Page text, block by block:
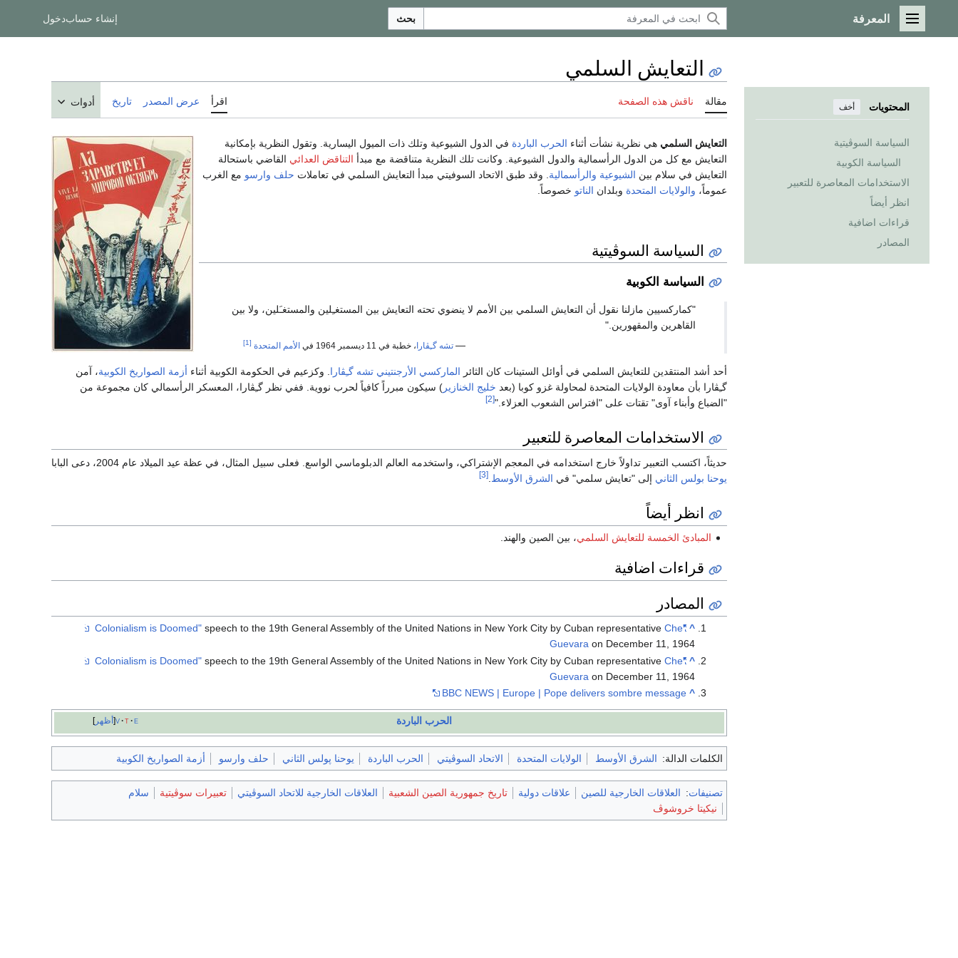
القائمة الرئيسية
المعرفة بحث إنشاء حسابدخول
المحتويات أخف
السياسة السوڤيتية
السياسة الكوبية
الاستخدامات المعاصرة للتعبير
انظر أيضاً
قراءات اضافية
المصادر
التعايش السلمي
مقالة ناقش هذه الصفحة اقرأ عرض المصدر تاريخ أدوات
التعايش السلمي هي نظرية نشأت أثناء الحرب الباردة في الدول الشيوعية وتلك ذات الميول اليسارية. وتقول النظرية بإمكانية
التعايش مع كل من الدول الرأسمالية والدول الشيوعية. وكانت تلك النظرية متناقضة مع مبدأ التناقض العدائي القاضي باستحالة
التعايش في سلام بين الشيوعية والرأسمالية . وقد طبق الاتحاد السوفيتي مبدأ التعايش السلمي في تعاملات حلف وارسو مع الغرب
عموماً، والولايات المتحدة وبلدان الناتو خصوصاً.
السياسة السوڤيتية
السياسة الكوبية
"كماركسيين مازلنا نقول أن التعايش السلمي بين الأمم لا ينضوي تحته التعايش بين المستغـِلين والمستغـَلين، ولا بين
القاهرين والمقهورين."
— تشه گـِڤارا ، خطبة في 11 ديسمبر 1964 في الأمم المتحدة [1]
أحد أشد المنتقدين للتعايش السلمي في أوائل الستينات كان الثائر الماركسي الأرجنتيني تشه گـِڤارا . وكزعيم في الحكومة الكوبية أثناء أزمة الصواريخ الكوبية، آمن
گـِڤارا بأن معاودة الولايات المتحدة لمحاولة غزو كوبا (بعد خليج الخنازير ) سيكون مبرراً كافياً لحرب نووية. ففي نظر گـِڤارا، المعسكر الرأسمالي كان مجموعة من
"الضباع وأبناء آوى" تقتات على "افتراس الشعوب العزلاء."[2]
الاستخدامات المعاصرة للتعبير
حديثاً، اكتسب التعبير تداولاً خارج استخدامه في المعجم الإشتراكي، واستخدمه العالم الدبلوماسي الواسع. فعلى سبيل المثال، في عظة عيد الميلاد عام 2004، دعى البابا
يوحنا بولس الثاني إلى "تعايش سلمي" في الشرق الأوسط.
[3]
انظر أيضاً
المبادئ الخمسة للتعايش السلمي، بين الصين والهند.
قراءات اضافية
المصادر
^
"Colonialism is Doomed"
speech to the 19th General Assembly of the United Nations in New York City by Cuban representativeChe
Guevara on December 11, 1964
^
"Colonialism is Doomed"
speech to the 19th General Assembly of the United Nations in New York City by Cuban representativeChe
Guevara on December 11, 1964
^
BBC NEWS | Europe | Pope delivers sombre message
أظهر v t e الحرب الباردة
الكلمات الدالة: الشرق الأوسط الولايات المتحدة الاتحاد السوڤيتي الحرب الباردة يوحنا پولس الثاني حلف وارسو أزمة الصواريخ الكوبية
تصنيفات: العلاقات الخارجية للصين علاقات دولية تاريخ جمهورية الصين الشعبية العلاقات الخارجية للاتحاد السوڤيتي تعبيرات سوڤيتية
سلام
نيكيتا خروشوڤ